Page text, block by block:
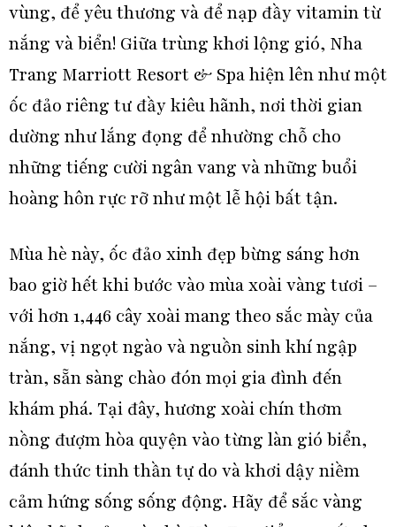
vùng, để yêu thương và để nạp đầy vitamin từ
nắng và biển! Giữa trùng khơi lộng gió, Nha
Trang Marriott Resort & Spa hiện lên như một
ốc đảo riêng tư đầy kiêu hãnh, nơi thời gian
dường như lắng đọng để nhường chỗ cho
những tiếng cười ngân vang và những buổi
hoàng hôn rực rỡ như một lễ hội bất tận.
Mùa hè này, ốc đảo xinh đẹp bừng sáng hơn
bao giờ hết khi bước vào mùa xoài vàng tươi –
với hơn 1,446 cây xoài mang theo sắc mày của
nắng, vị ngọt ngào và nguồn sinh khí ngập
tràn, sẵn sàng chào đón mọi gia đình đến
khám phá. Tại đây, hương xoài chín thơm
nồng đượm hòa quyện vào từng làn gió biển,
đánh thức tinh thần tự do và khơi dậy niềm
cảm hứng sống sống động. Hãy để sắc vàng